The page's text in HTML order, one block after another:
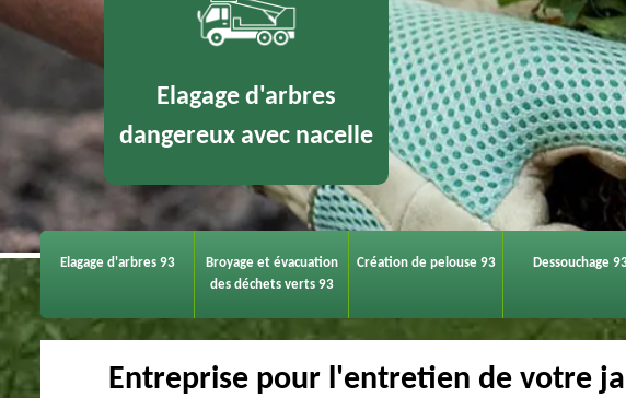
Elagage d'arbres
dangereux avec nacelle
Elagage d'arbres 93
Broyage et évacuation
des déchets verts 93
Création de pelouse 93 Dessouchage
Entreprise pour l'entretien de votre